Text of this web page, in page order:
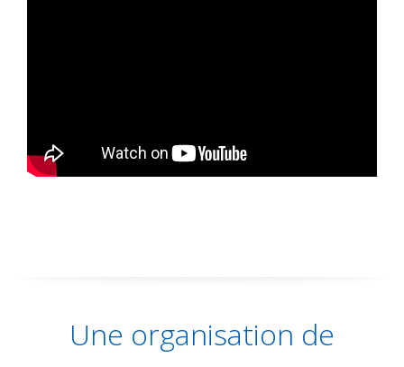
Une organisation de